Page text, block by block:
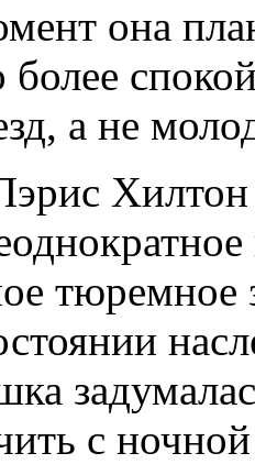
она
а не
Хилтон
тюремное
с